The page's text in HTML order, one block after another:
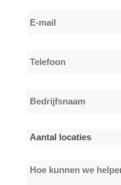
E-
Telefoon
Bedrijfsnaam
Aantal
*Hoe